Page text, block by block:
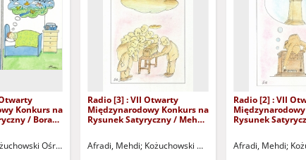
(Kożuchów). (ul. Klasztorna 14, 67-120 Kożuchów, tel. (068) 553-55-36)
Konkurs na
/ Bora
Ośrodek Kultury i Sportu "Zamek" (Kożuchów). (ul. Klasztorna 14,
Radio [3] : VII Otwarty
Międzynarodowy Konkurs na
Rysunek Satyryczny / Mehdi
Afradi, Mehdi Kożuchowski Ośrodek Kultury i Sportu
Radio [2] : VII
Rysunek
Afradi, Mehdi